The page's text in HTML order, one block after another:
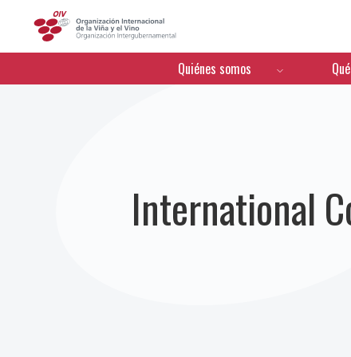
Menú de navegación
Quiénes somos
International